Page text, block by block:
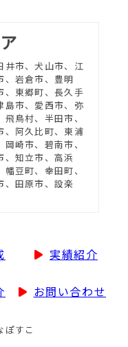
井市、犬山市、江
、岩倉市、豊明
、東郷町、長久手
島市、愛西市、弥
鳥村、半田市、
、阿久比町、東浦
崎市、碧南市、
、知立市、高浜
豆町、幸田町、
、田原市、設楽
実績紹介
お問い合わせ
すこ